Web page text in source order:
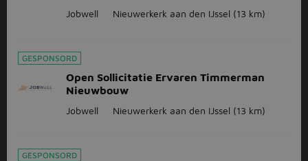
Jobwell Nieuwerkerk aan den IJssel (13 km)
GESPONSORD
Open Sollicitatie Ervaren Timmerman
Nieuwbouw
Jobwell Nieuwerkerk aan den IJssel (13 km)
GESPONSORD